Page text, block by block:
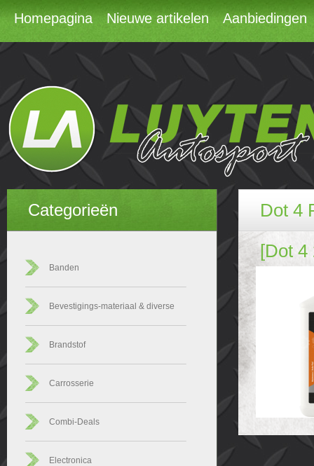
Homepagina Nieuwe artikelen Aanbiedingen
Categorieën
Banden
Bevestigings-materiaal & diverse
Brandstof
Carrosserie
Combi-Deals
Electronica
Dot 4
[Dot 4